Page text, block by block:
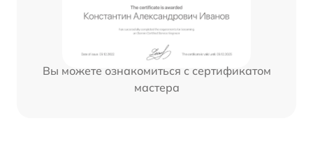
Вы можете ознакомиться с сертификатом
мастера